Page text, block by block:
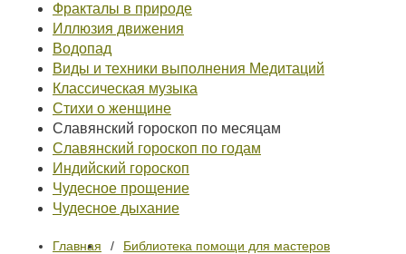
Фракталы в природе
Иллюзия движения
Водопад
Виды и техники выполнения Медитаций
Классическая музыка
Стихи о женщине
Славянский гороскоп по месяцам
Славянский гороскоп по годам
Индийский гороскоп
Чудесное прощение
Чудесное дыхание
Главная
Библиотека помощи для мастеров